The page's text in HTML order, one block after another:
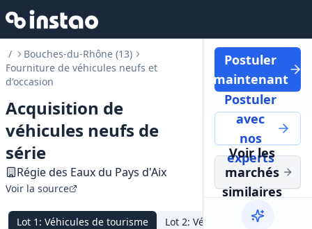
/
Bouches-du-Rhône (13)
Fourniture de véhicules neufs et
d'occasion
Acquisition de
véhicules neufs de
série
Régie des Eaux du Pays d'Aix
Voir la source
Lot 1 : Véhicules de tourisme Lot 2: Véhicules utilitaires
Postuler
maintenant
Postuler
avec
nos
experts
Voir les
marchés
similaires